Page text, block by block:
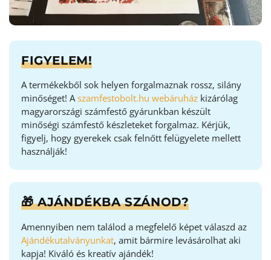
FIGYELEM!
A termékekből sok helyen forgalmaznak rossz, silány
minőséget! Aszamfestobolt.hu webáruház kizárólag
magyarországi számfestő gyárunkban készült
minőségi számfestő készleteket forgalmaz. Kérjük,
figyelj, hogy gyerekek csak felnőtt felügyelete mellett
használják!
🎁 AJÁNDÉKBA SZÁNOD?
Amennyiben nem találod a megfelelő képet válaszd az
Ajándékutalványunkat, amit bármire levásárolhat aki
kapja! Kiváló és kreatív ajándék!